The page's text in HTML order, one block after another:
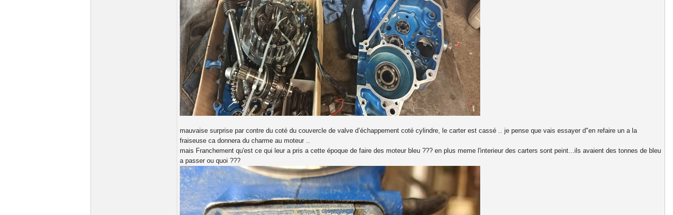
mauvaise surprise par contre du coté du couvercle de valve d’échappement coté cylindre, le carter est cassé .. je pense que vais essayer d"en refaire un a la
fraiseuse ca donnera du charme au moteur ..
mais Franchement qu'est ce qui leur a pris a cette époque de faire des moteur bleu ??? en plus meme l'interieur des carters sont peint...ils avaient des tonnes de bleu
a passer ou quoi ???